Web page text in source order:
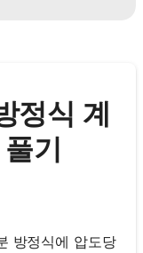
정식 계
기
방정식에 압도당